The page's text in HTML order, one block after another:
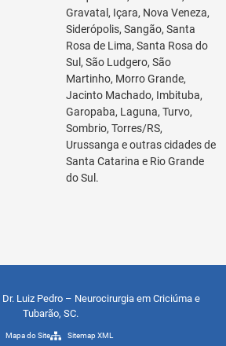
Gravatal, Içara, Nova Veneza,
Siderópolis, Sangão, Santa
Rosa de Lima, Santa Rosa do
Sul, São Ludgero, São
Martinho, Morro Grande,
Jacinto Machado, Imbituba,
Garopaba, Laguna, Turvo,
Sombrio, Torres/RS,
Urussanga e outras cidades de
Santa Catarina e Rio Grande
do Sul.
Luiz Pedro – Neurocirurgia em Criciúma e
Tubarão, SC.
Mapa do Site Sitemap XML